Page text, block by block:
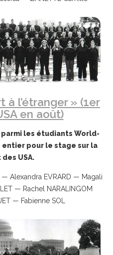
à l’étranger » (1er
en août)
les étudiants World-
entier pour le stage sur la
USA.
— Alexandra EVRARD — Magali
— Rachel NARALINGOM
— Fabienne SOL